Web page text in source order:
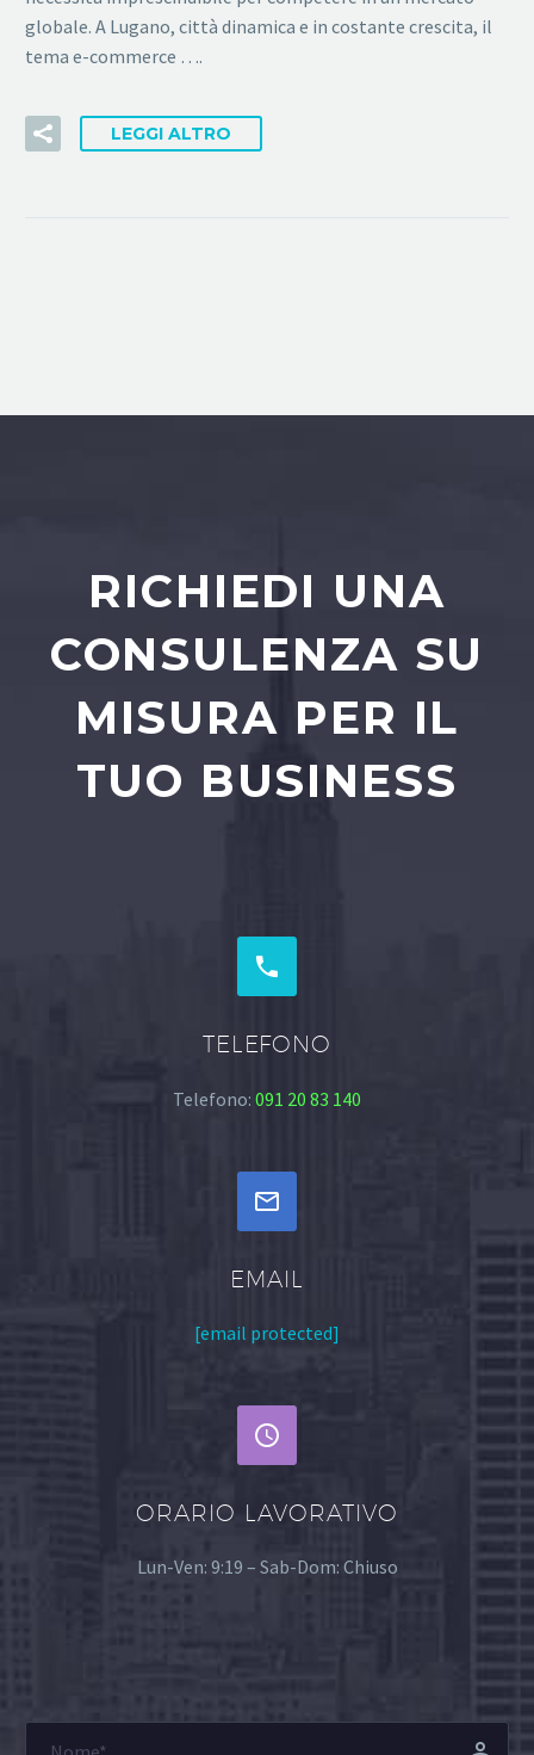
globale. A Lugano, città dinamica e in costante crescita, il
tema e-commerce ….
LEGGI ALTRO
RICHIEDI UNA
CONSULENZA SU
MISURA PER IL
TUO BUSINESS


TELEFONO
Telefono: 091 20 83 140


EMAIL
[email protected]


ORARIO LAVORATIVO
Lun-Ven: 9:19 – Sab-Dom: Chiuso